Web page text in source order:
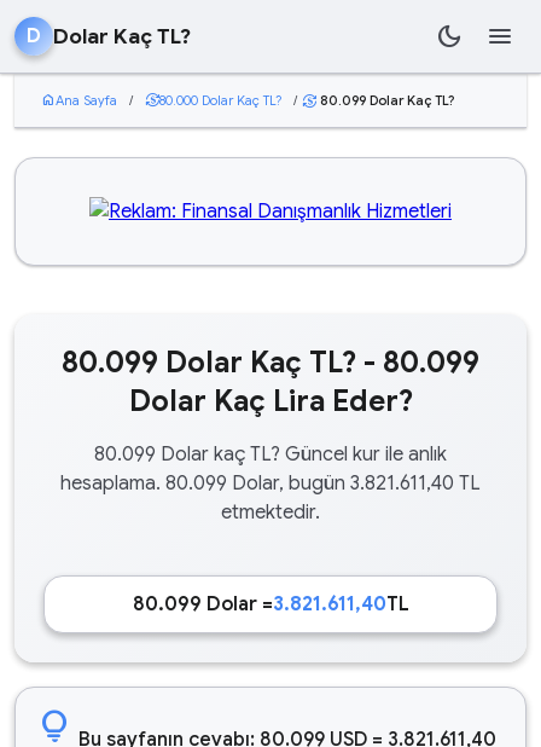
D Dolar Kaç TL? dark_mode menu
homeAna Sayfa / currency_exchange80.000 Dolar Kaç TL? / currency_exchange 80.099 Dolar Kaç TL?
80.099 Dolar Kaç TL? - 80.099
Dolar Kaç Lira Eder?
80.099 Dolar kaç TL? Güncel kur ile anlık
hesaplama. 80.099 Dolar, bugün 3.821.611,40 TL
etmektedir.
80.099 Dolar =3.821.611,40TL
lightbulb Bu sayfanın cevabı: 80.099 USD = 3.821.611,40